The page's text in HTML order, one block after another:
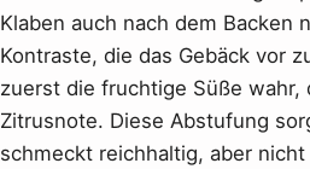
Klaben auch nach dem Backen
Kontraste, die das Gebäck vor
zuerst die fruchtige Süße
Zitrusnote. Diese Abstufung
schmeckt reichhaltig, aber